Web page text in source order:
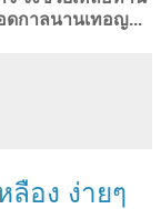
ดกาลนานเทอญ...
อง ง่ายๆ